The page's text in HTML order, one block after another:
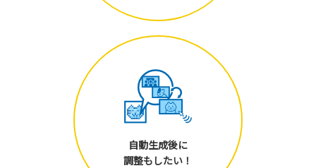
自動生成後に
調整もしたい！